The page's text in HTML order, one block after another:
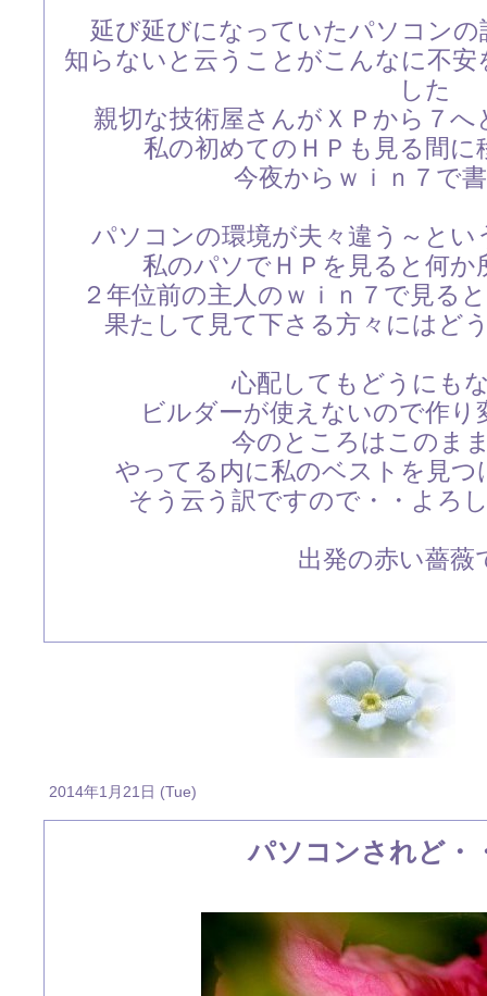
延び延びになっていたパソコン
知らないと云うことがこんなに不
した
親切な技術屋さんがＸＰから７
私の初めてのＨＰも見る間に
今夜からｗｉｎ７で
パソコンの環境が夫々違う～と
私のパソでＨＰを見ると何か
２年位前の主人のｗｉｎ７で見る
果たして見て下さる方々にはど
心配してもどうにも
ビルダーが使えないので作
今のところはこのま
やってる内に私のベストを見
そう云う訳ですので・・よろ
出発の赤い薔薇
2014年1月21日 (Tue)
パソコンされど・